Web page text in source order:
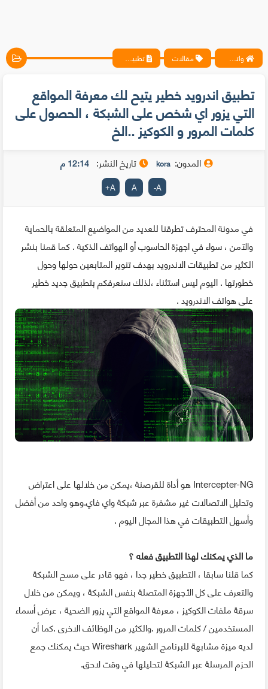
واتس آب ، فيسبوك ، أنترنت ، شروحات تقنية حصرية - المحترف مقالات تطبيق اندرويد خطير يتيح لك معرفة المواقع التي يزور اي شخص على الشبكة ، الحصول على كلمات المرور و الكوكيز ..الخ
تطبيق اندرويد خطير يتيح لك معرفة المواقع
التي يزور اي شخص على الشبكة ، الحصول على
كلمات المرور و الكوكيز ..الخ
المدون: kora تاريخ النشر: 12:14 م
A
-
A
A
+
في مدونة المحترف تطرقنا للعديد من المواضيع المتعلقة بالحماية
والآمن ، سواء في اجهزة الحاسوب أو الهواتف الذكية . كما قمنا بنشر
الكثير من تطبيقات الاندرويد بهدف تنوير المتابعين حولها وحول
خطورتها . اليوم ليس استثناء ،لذلك سنعرفكم بتطبيق جديد خطير
على هواتف الاندرويد .
Intercepter-NG هو أداة للقرصنة ،يمكن من خلالها على اعتراض
وتحليل الاتصالات غير مشفرة عبر شبكة واي فاي.وهو واحد من أفضل
وأسهل التطبيقات في هذا المجال اليوم .
ما الذي يمكنك لهذا التطبيق فعله ؟
كما قلنا سابقا ، التطبيق خطير جدا ، فهو قادر على مسح الشبكة
والتعرف على كل الأجهزة المتصلة بنفس الشبكة ، ويمكن من خلال
سرقة ملفات الكوكيز ، معرفة المواقع التي يزور الضحية ، عرض أسماء
المستخدمين / كلمات المرور .والكثير من الوظائف الاخرى .كما أن
لديه ميزة مشابهة للبرنامج الشهير Wireshark حيث يمكنك جمع
الحزم المرسلة عبر الشبكة لتحليلها في وقت لاحق.